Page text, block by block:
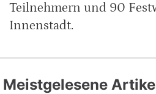
Teilnehmern und 90
Innenstadt.
Meistgelesene